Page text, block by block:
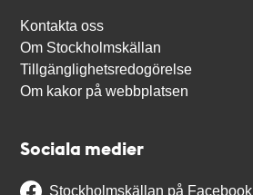
Kontakta oss
Om Stockholmskällan
Tillgänglighetsredogörelse
Om kakor på webbplatsen
Sociala medier
Stockholmskällan på Facebook